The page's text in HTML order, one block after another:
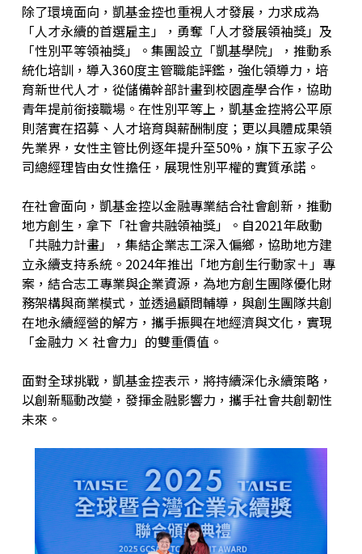
除了環境面向，凱基金控也重視人才發展，力求成為
「人才永續的首選雇主」，勇奪「人才發展領袖獎」及
「性別平等領袖獎」。集團設立「凱基學院」，推動系
統化培訓，導入360度主管職能評鑑，強化領導力，培
育新世代人才，從儲備幹部計畫到校園產學合作，協助
青年提前銜接職場。在性別平等上，凱基金控將公平原
則落實在招募、人才培育與薪酬制度；更以具體成果領
先業界，女性主管比例逐年提升至50%，旗下五家子公
司總經理皆由女性擔任，展現性別平權的實質承諾。
在社會面向，凱基金控以金融專業結合社會創新，推動
地方創生，拿下「社會共融領袖獎」。自2021年啟動
「共融力計畫」，集結企業志工深入偏鄉，協助地方建
立永續支持系統。2024年推出「地方創生行動家＋」專
案，結合志工專業與企業資源，為地方創生團隊優化財
務架構與商業模式，並透過顧問輔導，與創生團隊共創
在地永續經營的解方，攜手振興在地經濟與文化，實現
「金融力 × 社會力」的雙重價值。
面對全球挑戰，凱基金控表示，將持續深化永續策略，
以創新驅動改變，發揮金融影響力，攜手社會共創韌性
未來。